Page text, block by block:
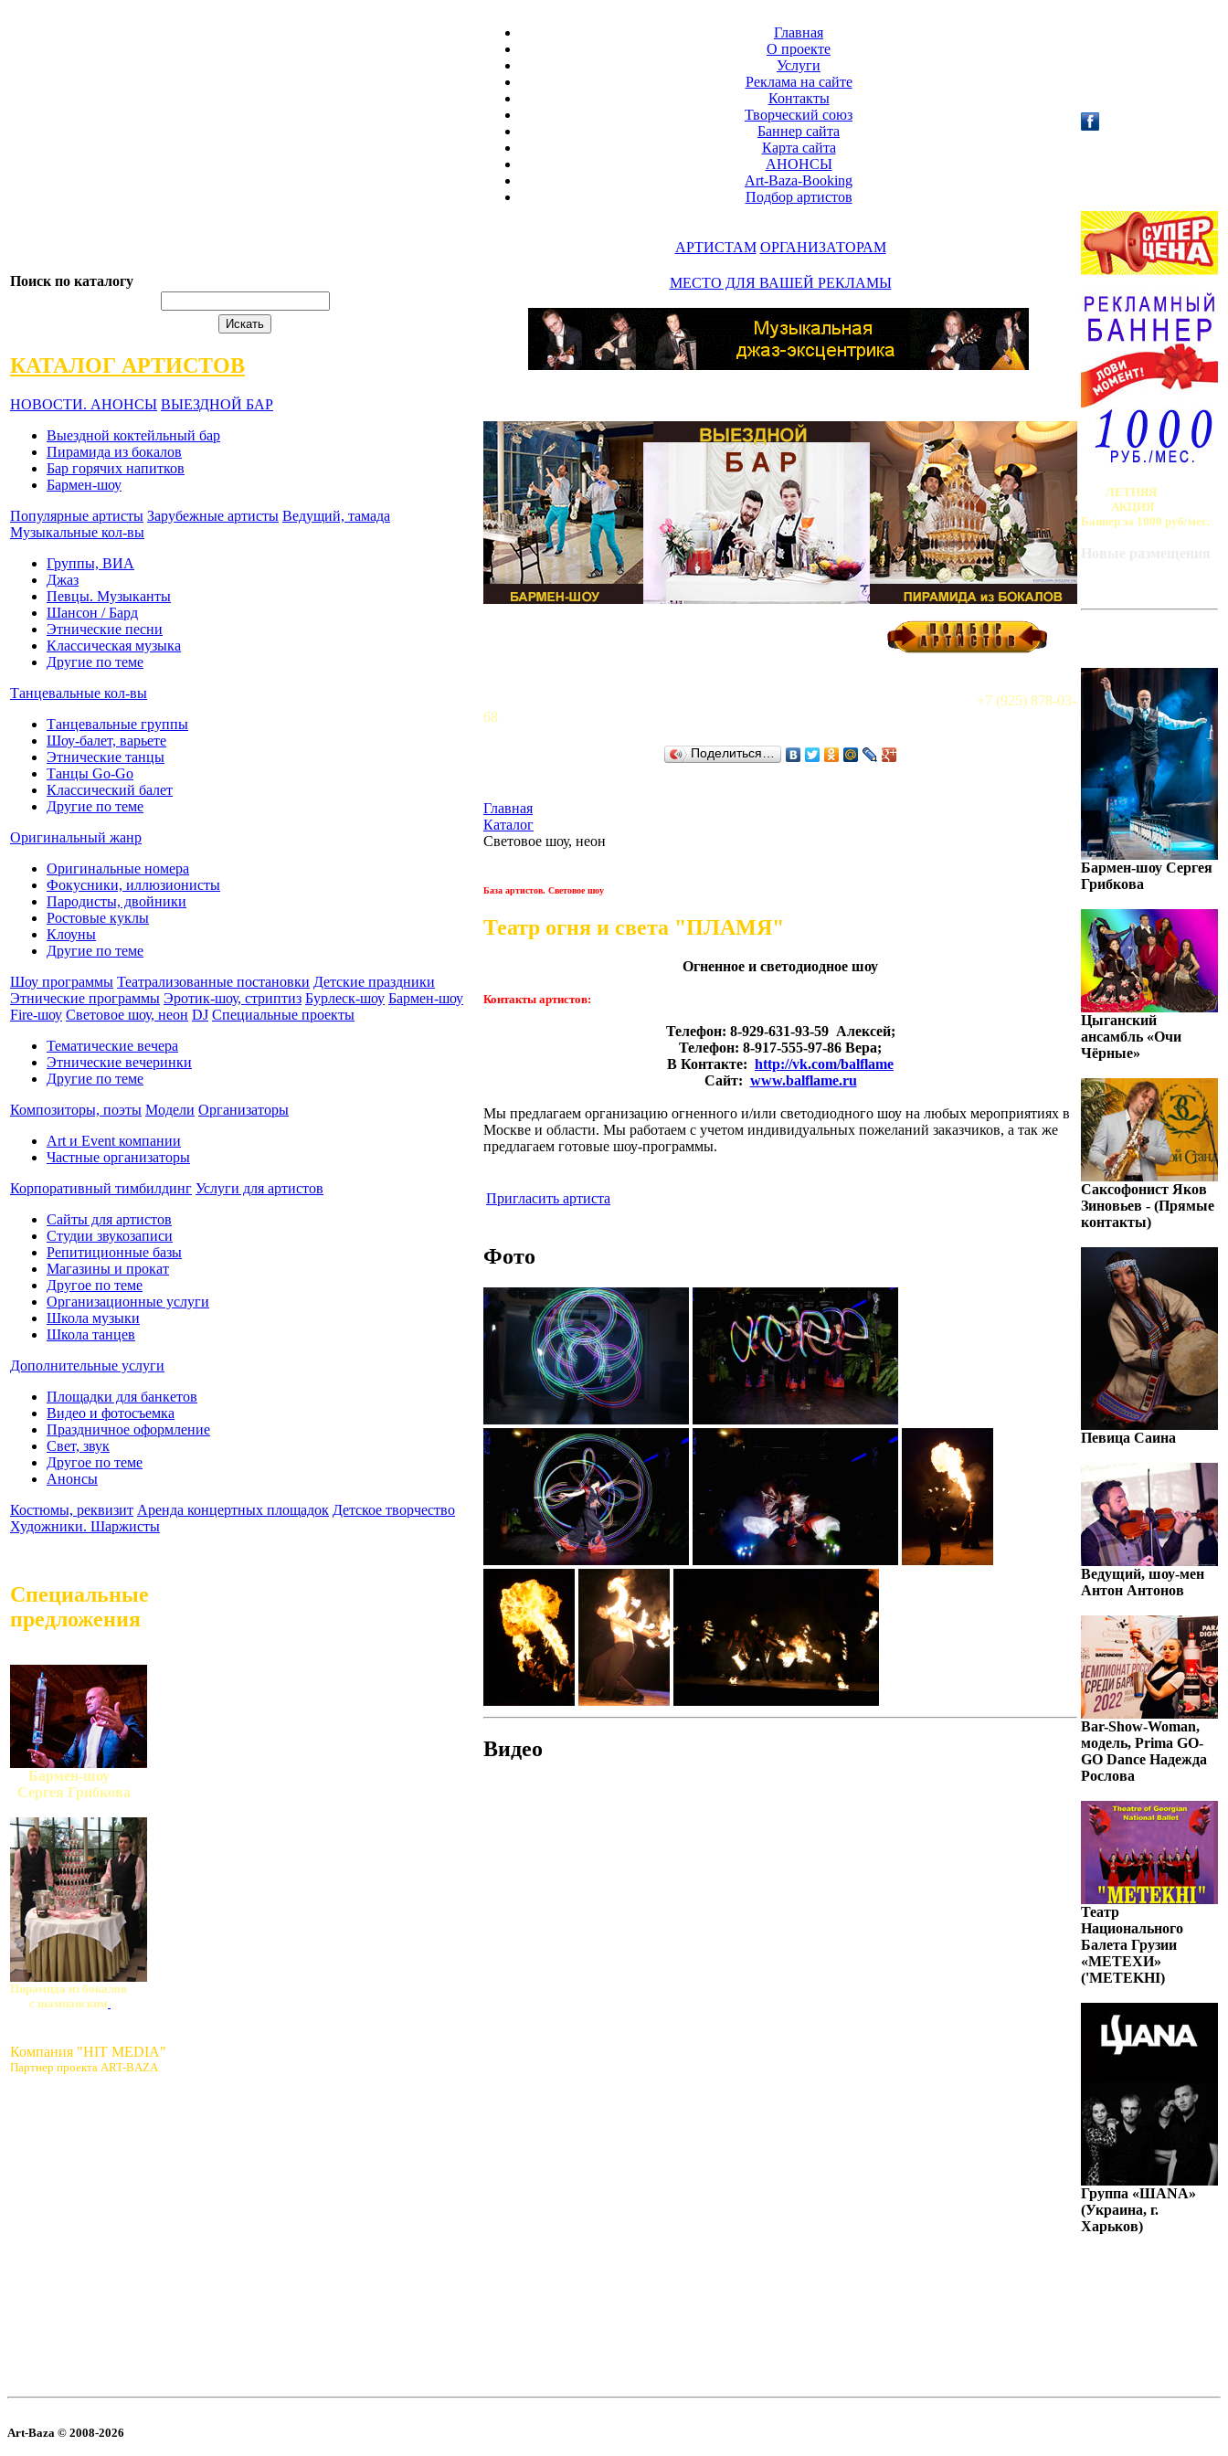
Поиск по каталогу
КАТАЛОГ АРТИСТОВ
НОВОСТИ. АНОНСЫ ВЫЕЗДНОЙ БАР
Выездной коктейльный бар
Пирамида из бокалов
Бар горячих напитков
Бармен-шоу
Популярные артисты Зарубежные артисты Ведущий, тамада
Музыкальные кол-вы
Группы, ВИА
Джаз
Певцы. Музыканты
Шансон / Бард
Этнические песни
Классическая музыка
Другие по теме
Танцевальные кол-вы
Танцевальные группы
Шоу-балет, варьете
Этнические танцы
Танцы Go-Go
Классический балет
Другие по теме
Оригинальный жанр
Оригинальные номера
Фокусники, иллюзионисты
Пародисты, двойники
Ростовые куклы
Клоуны
Другие по теме
Шоу программы Театрализованные постановки Детские праздники
Этнические программы Эротик-шоу, стриптиз Бурлеск-шоу Бармен-шоу
Fire-шоу Световое шоу, неон DJ Специальные проекты
Тематические вечера
Этнические вечеринки
Другие по теме
Композиторы, поэты Модели Организаторы
Art и Event компании
Частные организаторы
Корпоративный тимбилдинг Услуги для артистов
Сайты для артистов
Студии звукозаписи
Репитиционные базы
Магазины и прокат
Другое по теме
Организационные услуги
Школа музыки
Школа танцев
Дополнительные услуги
Площадки для банкетов
Видео и фотосъемка
Праздничное оформление
Свет, звук
Другое по теме
Анонсы
Костюмы, реквизит Аренда концертных площадок Детское творчество
Художники. Шаржисты
Специальные
предложения
Бармен-шоу
Сергея Грибкова
Пирамида из бокалов
с шампанским
Компания "HIT MEDIA"
Партнер проекта ART-BAZA
Главная
О проекте
Услуги
Реклама на сайте
Контакты
Творческий союз
Баннер сайта
Карта сайта
АНОНСЫ
Art-Baza-Booking
Подбор артистов
АРТИСТАМ ОРГАНИЗАТОРАМ
МЕСТО ДЛЯ ВАШЕЙ РЕКЛАМЫ
+7 (925) 878-03-
68
Поделиться…
Главная
Каталог
Световое шоу, неон
База артистов. Световое шоу
Театр огня и света "ПЛАМЯ"
Огненное и светодиодное шоу
Контакты артистов:
Телефон: 8-929-631-93-59 Алексей;
Телефон: 8-917-555-97-86 Вера;
В Контакте: http://vk.com/balflame
Сайт: www.balflame.ru
Мы предлагаем организацию огненного и/или светодиодного шоу на любых мероприятиях в
Москве и области. Мы работаем с учетом индивидуальных пожеланий заказчиков, а так же
предлагаем готовые шоу-программы.
Пригласить артиста
Фото
Видео
ЛЕТНЯЯ
АКЦИЯ
Баннер за 1000 руб/мес.
Бармен-шоу Сергея
Грибкова
Цыганский
ансамбль «Очи
Чёрные»
Саксофонист Яков
Зиновьев - (Прямые
контакты)
Певица Саина
Ведущий, шоу-мен
Антон Антонов
Bar-Show-Woman,
модель, Prima GO-
GO Dance Надежда
Рослова
Театр
Национального
Балета Грузии
«МЕТЕХИ»
('METEKHI)
Группа «ШАNА»
(Украина, г.
Харьков)
Art-Baza © 2008-2026